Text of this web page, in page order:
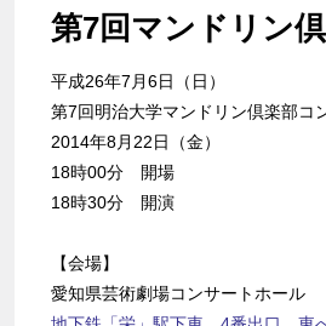
第7回マンドリン
平成26年7月6日（日）
第7回明治大学マンドリン倶楽部コ
2014年8月22日（金）
18時00分 開場
18時30分 開演
【会場】
愛知県芸術劇場コンサートホール